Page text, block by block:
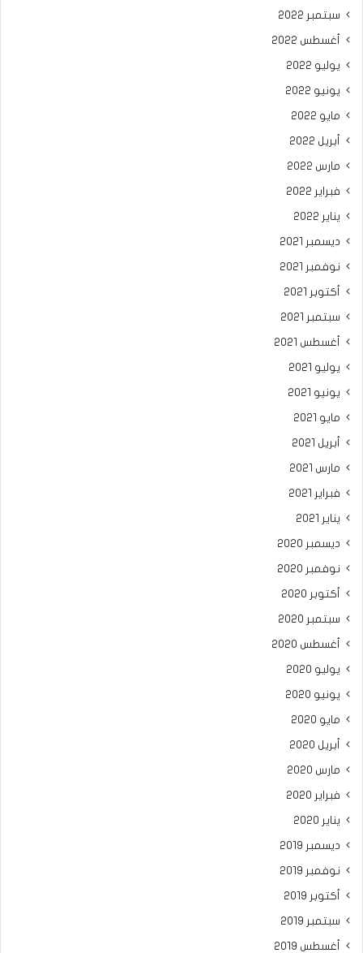
سبتمبر 2022
أغسطس 2022
يوليو 2022
يونيو 2022
مايو 2022
أبريل 2022
مارس 2022
فبراير 2022
يناير 2022
ديسمبر 2021
نوفمبر 2021
أكتوبر 2021
سبتمبر 2021
أغسطس 2021
يوليو 2021
يونيو 2021
مايو 2021
أبريل 2021
مارس 2021
فبراير 2021
يناير 2021
ديسمبر 2020
نوفمبر 2020
أكتوبر 2020
سبتمبر 2020
أغسطس 2020
يوليو 2020
يونيو 2020
مايو 2020
أبريل 2020
مارس 2020
فبراير 2020
يناير 2020
ديسمبر 2019
نوفمبر 2019
أكتوبر 2019
سبتمبر 2019
أغسطس 2019